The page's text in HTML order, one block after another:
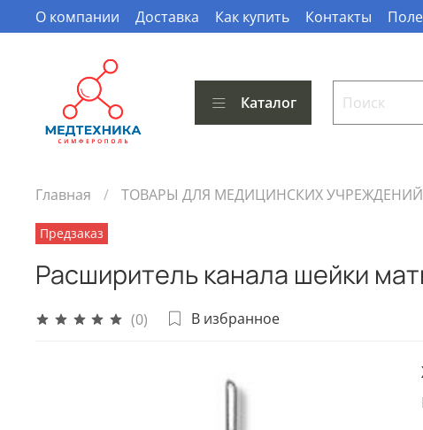
О компании Доставка Как купить Контакты
Каталог
Главная ТОВАРЫ ДЛЯ МЕДИЦИНСКИХ УЧРЕЖДЕНИЙ
Предзаказ
Расширитель канала шейки
(0) В избранное